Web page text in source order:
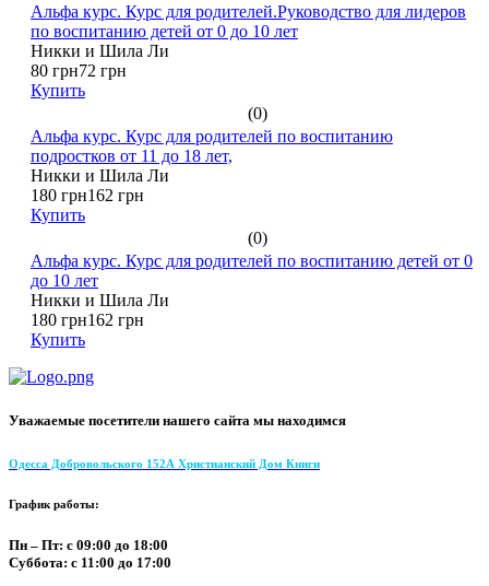
Альфа курс. Курс для родителей.Руководство для лидеров
по воспитанию детей от 0 до 10 лет
Никки и Шила Ли
80 грн72 грн
Купить
(0)
Альфа курс. Курс для родителей по воспитанию
подростков от 11 до 18 лет,
Никки и Шила Ли
180 грн162 грн
Купить
(0)
Альфа курс. Курс для родителей по воспитанию детей от 0
до 10 лет
Никки и Шила Ли
180 грн162 грн
Купить
Уважаемые посетители нашего сайта мы находимся
Одесса Добровольского 152А Христианский Дом Книги
График работы:
Пн – Пт: с 09:00 до 18:00
Суббота: с 11:00 до 17:00